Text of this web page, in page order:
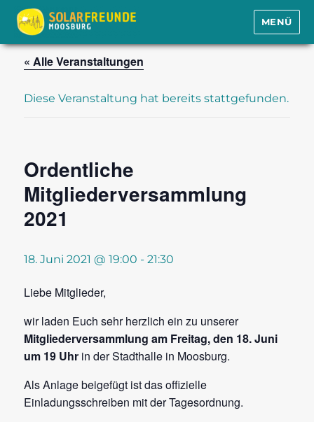
Solarfreunde Moosburg e.V.
MENÜ
« Alle Veranstaltungen
Diese Veranstaltung hat bereits stattgefunden.
Ordentliche
Mitgliederversammlung
2021
18. Juni 2021 @ 19:00 -21:30
Liebe Mitglieder,
wir laden Euch sehr herzlich ein zu unserer
Mitgliederversammlung am Freitag, den 18. Juni
um 19 Uhr in der Stadthalle in Moosburg.
Als Anlage beigefügt ist das offizielle
Einladungsschreiben mit der Tagesordnung.